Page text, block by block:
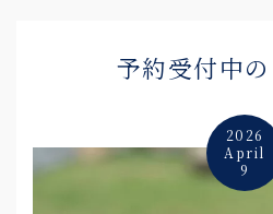
予約受付中
2026
April
9